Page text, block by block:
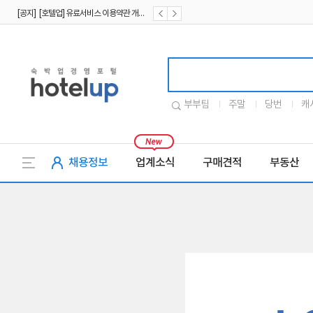
[공지] [호텔업] 유료서비스 이용약관 개정본2 (19.09.02)
부부팀 주말 당번 캐
채용정보 업계소식 구매견적 부동산